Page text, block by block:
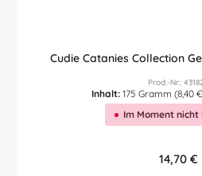
Cudie Catanies Collection
Prod.-Nr.:
Inhalt: 175 Gramm (8,40
Im Moment
Regulärer
14,70 €